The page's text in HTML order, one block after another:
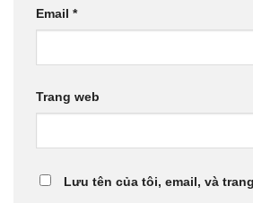
Email *
Trang web
Lưu tên của tôi, email, và